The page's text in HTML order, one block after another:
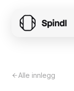
Alle innlegg